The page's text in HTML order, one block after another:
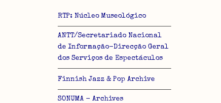
Empírica
Combinação teórico-empírica
Os resultados obtidos podem ser exportados em formato
RTP: Núcleo Museológico
ANTT/Secretariado Nacional
de Informação-Direcção Geral
dos Serviços de Espectáculos
Finnish Jazz & Pop Archive
SONUMA - Archives